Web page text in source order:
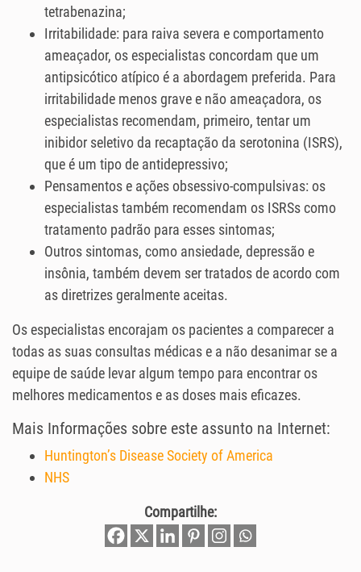
tetrabenazina;
Irritabilidade: para raiva severa e comportamento
ameaçador, os especialistas concordam que um
antipsicótico atípico é a abordagem preferida. Para
irritabilidade menos grave e não ameaçadora, os
especialistas recomendam, primeiro, tentar um
inibidor seletivo da recaptação da serotonina (ISRS),
que é um tipo de antidepressivo;
Pensamentos e ações obsessivo-compulsivas: os
especialistas também recomendam os ISRSs como
tratamento padrão para esses sintomas;
Outros sintomas, como ansiedade, depressão e
insônia, também devem ser tratados de acordo com
as diretrizes geralmente aceitas.
Os especialistas encorajam os pacientes a comparecer a
todas as suas consultas médicas e a não desanimar se a
equipe de saúde levar algum tempo para encontrar os
melhores medicamentos e as doses mais eficazes.
Mais Informações sobre este assunto na Internet:
Huntington’s Disease Society of America
NHS
Compartilhe: